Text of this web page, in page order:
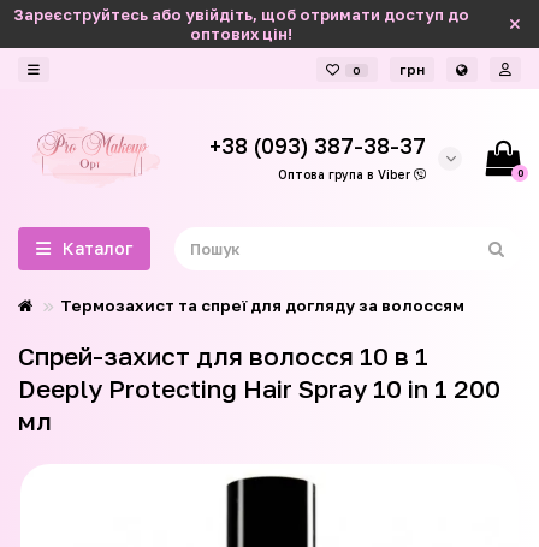
Зареєструйтесь або увійдіть, щоб отримати доступ до
оптових цін!
0 грн
+38 (093) 387-38-37
Оптова група в Viber 0
Каталог
Термозахист та спреї для догляду за волоссям
Спрей-захист для волосся 10 в 1
Deeply Protecting Hair Spray 10 in 1 200
мл